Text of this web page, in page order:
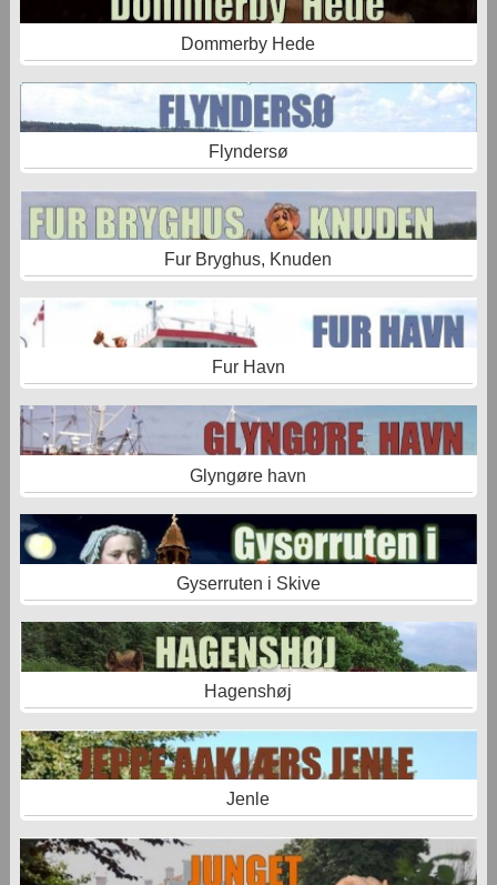
Dommerby Hede
Flyndersø
Fur Bryghus, Knuden
Fur Havn
Glyngøre havn
Gyserruten i Skive
Hagenshøj
Jenle